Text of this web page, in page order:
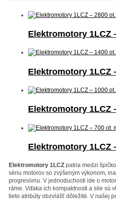
Elektromotory 1LCZ
Elektromotory 1LCZ
Elektromotory 1LCZ
Elektromotory 1LCZ
Elektromotory 1LCZ patria medzi
sériu motorov so zvýšeným výkonom,
progresívnu. V jednoduchosti ide o
ráme. Vďaka ich kompaktnosti a sile sú
tieto atribúty obzvlášť dôležité. V našej